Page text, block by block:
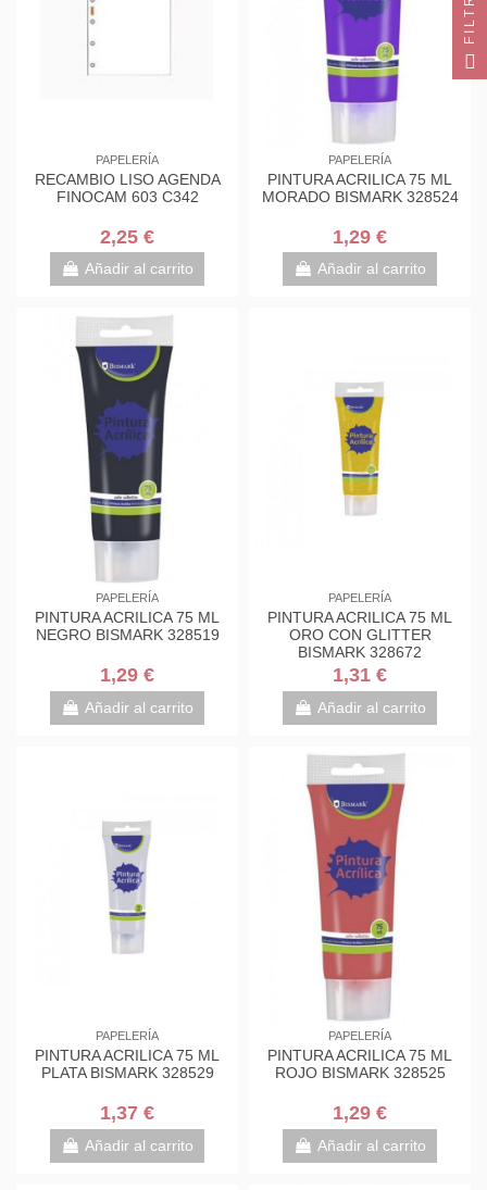
PAPELERÍA
RECAMBIO LISO AGENDA
FINOCAM 603 C342
2,25 €
Añadir al carrito
PAPELERÍA
PINTURA ACRILICA 75 ML
MORADO BISMARK 328524
1,29 €
Añadir al carrito
PAPELERÍA
PINTURA ACRILICA 75 ML
NEGRO BISMARK 328519
1,29 €
Añadir al carrito
PAPELERÍA
PINTURA ACRILICA 75 ML
ORO CON GLITTER
BISMARK 328672
1,31 €
Añadir al carrito
PAPELERÍA
PINTURA ACRILICA 75 ML
PLATA BISMARK 328529
1,37 €
Añadir al carrito
PAPELERÍA
PINTURA ACRILICA 75 ML
ROJO BISMARK 328525
1,29 €
Añadir al carrito